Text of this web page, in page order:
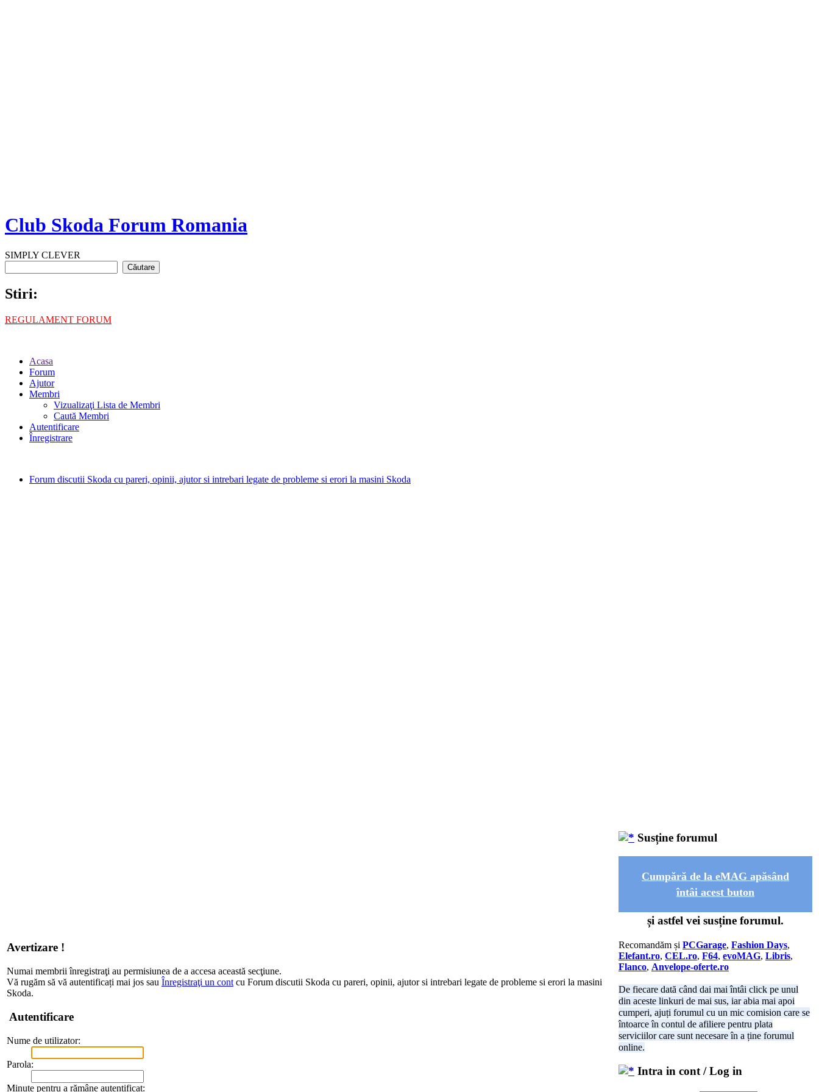
Club Skoda Forum Romania
SIMPLY CLEVER
Stiri:
REGULAMENT FORUM
Acasa
Forum
Ajutor
Membri
Vizualizaţi Lista de Membri
Caută Membri
Autentificare
Înregistrare
Forum discutii Skoda cu pareri, opinii, ajutor si intrebari legate de probleme si erori la masini Skoda
Avertizare !
Numai membrii înregistraţi au permisiunea de a accesa această secţiune.
Vă rugăm să vă autentificați mai jos sau Înregistraţi un cont cu Forum discutii Skoda cu pareri, opinii, ajutor si intrebari legate de probleme si erori la masini
Skoda.
Autentificare
Nume de utilizator:
Parola:
Minute pentru a rămâne autentificat:
Susține forumul
Cumpără de la eMAG apăsând
întâi acest buton
și astfel vei susține forumul.
Recomandăm și PCGarage, Fashion Days,
Elefant.ro, CEL.ro, F64, evoMAG, Libris,
Flanco, Anvelope-oferte.ro
De fiecare dată când dai mai întâi click pe unul
din aceste linkuri de mai sus, iar abia mai apoi
cumperi, ajuți forumul cu un mic comision care se
întoarce în contul de afiliere pentru plata
serviciilor care sunt necesare în a ține forumul
online.
Intra in cont / Log in